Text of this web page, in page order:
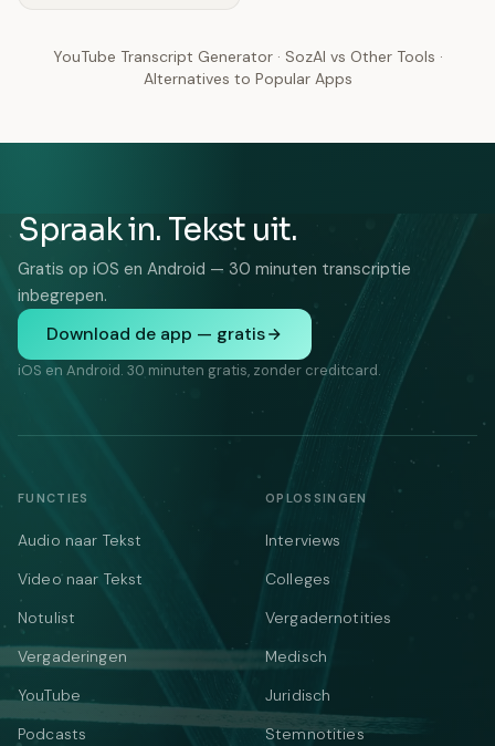
YouTube Transcript Generator· SozAI vs Other Tools ·
Alternatives to Popular Apps
Spraak in. Tekst uit.
Gratis op iOS en Android — 30 minuten transcriptie
inbegrepen.
Download de app — gratis
iOS en Android. 30 minuten gratis, zonder creditcard.
FUNCTIES
Audio naar Tekst
Video naar Tekst
Notulist
Vergaderingen
YouTube
Podcasts
OPLOSSINGEN
Interviews
Colleges
Vergadernotities
Medisch
Juridisch
Stemnotities